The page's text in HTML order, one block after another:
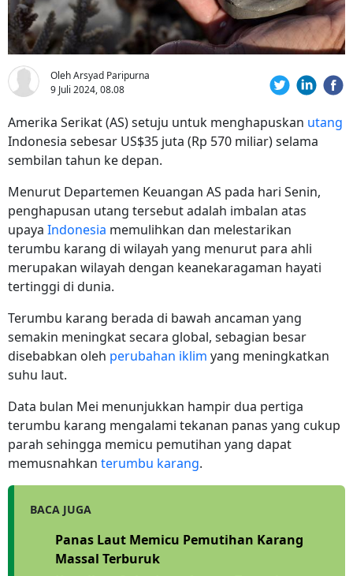
Oleh Arsyad Paripurna
9 Juli 2024, 08.08
Amerika Serikat (AS) setuju untuk menghapuskan utang
Indonesia sebesar US$35 juta (Rp 570 miliar)selama
sembilan tahun ke depan.
Menurut Departemen Keuangan AS pada hari Senin,
penghapusan utang tersebut adalah imbalan atas
upaya Indonesia memulihkan dan melestarikan
terumbu karang di wilayah yang menurut para ahli
merupakan wilayah dengan keanekaragaman hayati
tertinggi di dunia.
Terumbu karang berada di bawah ancaman yang
semakin meningkat secara global, sebagian besar
disebabkan oleh perubahan iklim yang meningkatkan
suhu laut.
Data bulan Mei menunjukkan hampir dua pertiga
terumbu karang mengalami tekanan panas yang cukup
parah sehingga memicu pemutihan yang dapat
memusnahkan terumbu karang.
BACA JUGA
Panas Laut Memicu Pemutihan Karang
Massal Terburuk